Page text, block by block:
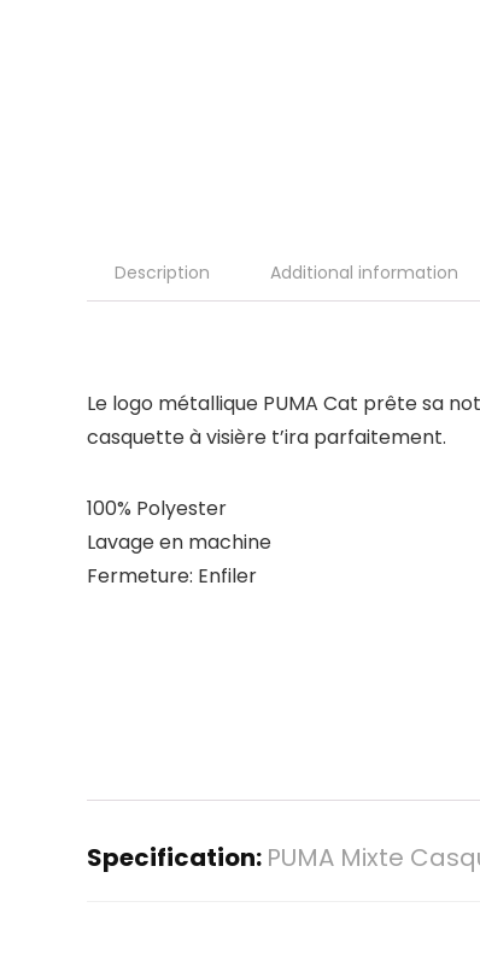
Description Additional information
Le logo métallique PUMA Cat prête sa
casquette à visière t’ira parfaitement.
100% Polyester
Lavage en machine
Fermeture: Enfiler
Specification: PUMA Mixte